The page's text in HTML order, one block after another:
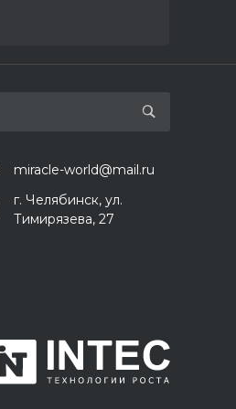
miracle-world@mail.ru
г. Челябинск, ул.
Тимирязева, 27